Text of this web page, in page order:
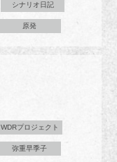
シナリオ日記
原発
WDRプロジェクト
弥重早季子